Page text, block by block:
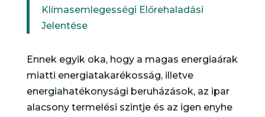
Klímasemlegességi Előrehaladási
Jelentése
Ennek egyik oka, hogy a magas energiaárak
miatti energiatakarékosság, illetve
energiahatékonysági beruházások, az ipar
alacsony termelési szintje és az igen enyhe